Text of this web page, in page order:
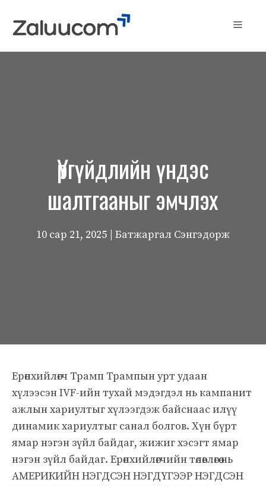
Menu
Үргүйдлийн үндэс
шалтгааныг эмчлэх
10 сар 21, 2025 | Батжаргал Сэнгэдорж
Ерөнхийлөгч Трамп Трампын урт удаан
хүлээсэн IVF-ийн тухай мэдэгдэл нь кампанит
ажлын хариултыг хүлээгдэж байснаас илүү
динамик хариултыг санал болгов. Хүн бүрт
ямар нэгэн зүйл байдаг, жижиг хэсэгт ямар
нэгэн зүйл байдаг. Ерөнхийлөгчийн төлөвлөгөө нь
АМЕРИКИЙН НЭГДСЭН НЭГДҮГЭЭР НЭГДСЭН